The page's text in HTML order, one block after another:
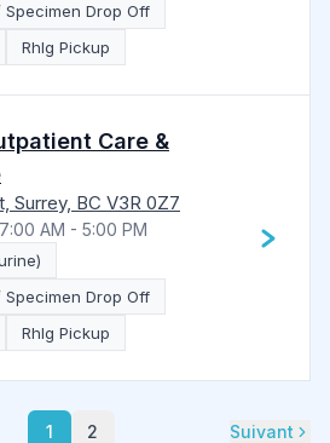
Drop Off
RhIg Pickup
Care &
Surrey, BC V3R 0Z7
AM - 5:00 PM
Drop Off
RhIg Pickup
1 2 Suivant